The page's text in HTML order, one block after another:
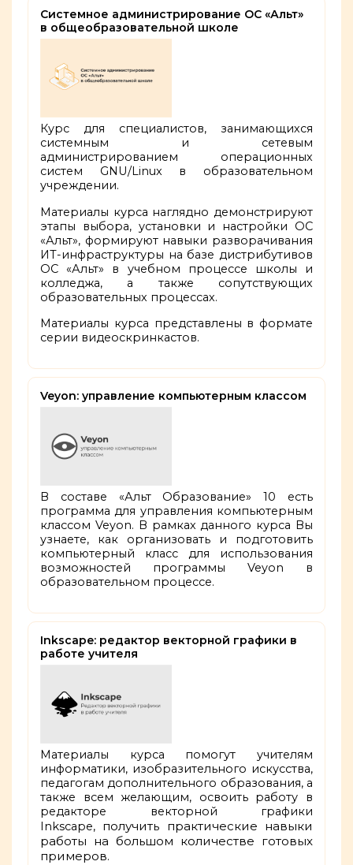
Системное администрирование ОС «Альт»
в общеобразовательной школе
Курс для специалистов, занимающихся
системным и сетевым
администрированием операционных
систем GNU/Linux в образовательном
учреждении.
Материалы курса наглядно демонстрируют
этапы выбора, установки и настройки ОС
«Альт», формируют навыки разворачивания
ИТ-инфраструктуры на базе дистрибутивов
ОС «Альт» в учебном процессе школы и
колледжа, а также сопутствующих
образовательных процессах.
Материалы курса представлены в формате
серии видеоскринкастов.
Veyon: управление компьютерным классом
В составе «Альт Образование» 10 есть
программа для управления компьютерным
классом Veyon. В рамках данного курса Вы
узнаете, как организовать и подготовить
компьютерный класс для использования
возможностей программы Veyon в
образовательном процессе.
Inkscape: редактор векторной графики в
работе учителя
Материалы курса помогут учителям
информатики, изобразительного искусства,
педагогам дополнительного образования, а
также всем желающим, освоить работу в
редакторе векторной графики
Inkscape, получить практические навыки
работы на большом количестве готовых
примеров.